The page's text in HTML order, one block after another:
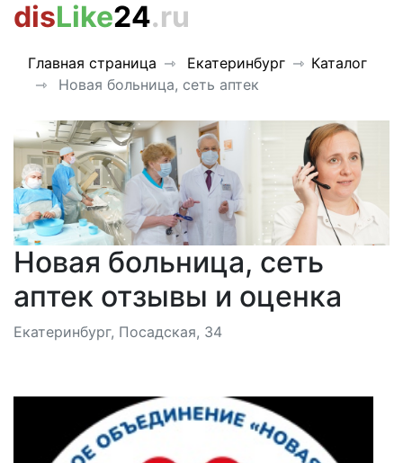
disLike24.ru
Главная страница Екатеринбург
Каталог
Новая больница, сеть аптек
Новая больница, сеть
аптек отзывы и оценка
Екатеринбург, Посадская, 34